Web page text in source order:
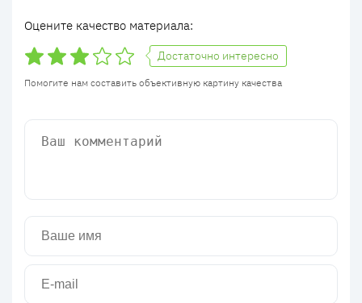
Оцените качество материала:
Достаточно интересно
Помогите нам составить объективную картину качества